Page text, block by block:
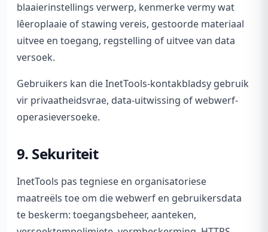
blaaierinstellings verwerp, kenmerke vermy wat
lêeroplaaie of stawing vereis, gestoorde materiaal
uitvee en toegang, regstelling of uitvee van data
versoek.
Gebruikers kan die InetTools-kontakbladsy gebruik
vir privaatheidsvrae, data-uitwissing of webwerf-
operasieversoeke.
9. Sekuriteit
InetTools pas tegniese en organisatoriese
maatreëls toe om die webwerf en gebruikersdata
te beskerm: toegangsbeheer, aanteken,